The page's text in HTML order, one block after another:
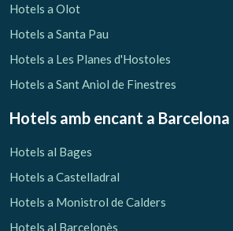
Hotels a Olot
Hotels a Santa Pau
Hotels a Les Planes d'Hostoles
Hotels a Sant Aniol de Finestres
Hotels amb encant a Barcelona
Hotels al Bages
Hotels a Castelladral
Hotels a Monistrol de Calders
Hotels al Barcelonès